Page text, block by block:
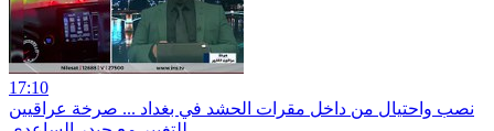
17:10
نصب واحتيال من داخل مقرات الحشد في بغداد ... صرخة عراقيين